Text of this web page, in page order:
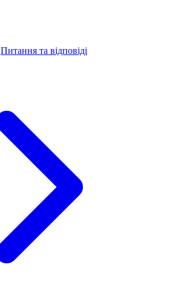
Питання та відповіді